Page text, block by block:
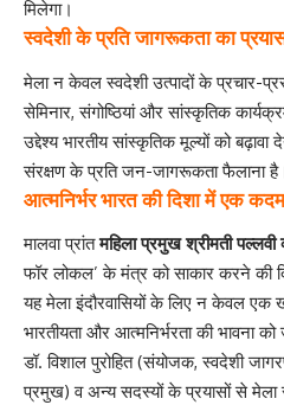
मिलेगा।
स्वदेशी के प्रति जागरूकता का
मेला न केवल स्वदेशी उत्पादों के प्रचार-
सेमिनार, संगोष्ठियां और सांस्कृतिक
उद्देश्य भारतीय सांस्कृतिक मूल्यों को
संरक्षण के प्रति जन-जागरूकता फैलाना
आत्मनिर्भर भारत की दिशा में एक
मालवा प्रांतमहिला प्रमुख श्रीमती पल्लवी
फॉर लोकल’ के मंत्र को साकार करने की
यह मेला इंदौरवासियों के लिए न केवल एक
भारतीयता और आत्मनिर्भरता की भावना
डॉ. विशाल पुरोहित (संयोजक, स्वदेशी
प्रमुख) व अन्य सदस्यों के प्रयासों से